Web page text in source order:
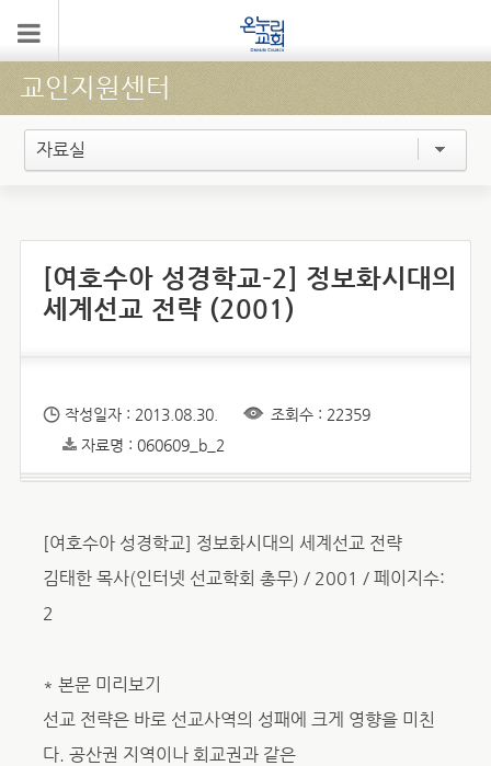
교인지원센터
자료실
[여호수아 성경학교-2] 정보화시대의
세계선교 전략 (2001)
작성일자 : 2013.08.30.
조회수 : 22359
자료명 : 060609_b_2
[여호수아 성경학교] 정보화시대의 세계선교 전략
김태한 목사(인터넷 선교학회 총무) / 2001 / 페이지수:
2
* 본문 미리보기
선교 전략은 바로 선교사역의 성패에 크게 영향을 미친
다. 공산권 지역이나 회교권과 같은